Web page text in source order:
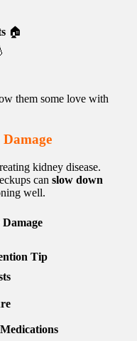
🏠
them some love with
kidney disease.
can slow down
well.
Tip